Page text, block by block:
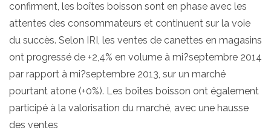
confirment, les boîtes boisson sont en phase avec les
attentes des consommateurs et continuent sur la voie
du succès. Selon IRI, les ventes de canettes en magasins
ont progressé de +2,4% en volume à mi?septembre 2014
par rapport à mi?septembre 2013, sur un marché
pourtant atone (+0%). Les boîtes boisson ont également
participé à la valorisation du marché, avec une hausse
des ventes